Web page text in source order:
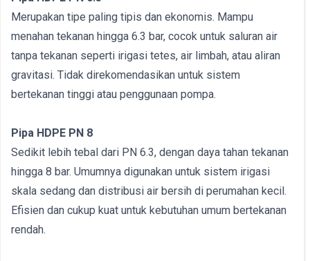
Merupakan tipe paling tipis dan ekonomis. Mampu
menahan tekanan hingga 6.3 bar, cocok untuk saluran air
tanpa tekanan seperti irigasi tetes, air limbah, atau aliran
gravitasi. Tidak direkomendasikan untuk sistem
bertekanan tinggi atau penggunaan pompa.
Pipa HDPE PN 8
Sedikit lebih tebal dari PN 6.3, dengan daya tahan tekanan
hingga 8 bar. Umumnya digunakan untuk sistem irigasi
skala sedang dan distribusi air bersih di perumahan kecil.
Efisien dan cukup kuat untuk kebutuhan umum bertekanan
rendah.